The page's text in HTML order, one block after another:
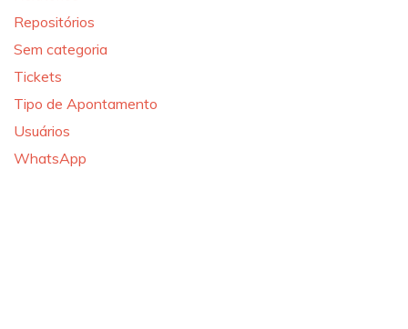
Repositórios
Sem categoria
Tickets
Tipo de Apontamento
Usuários
WhatsApp